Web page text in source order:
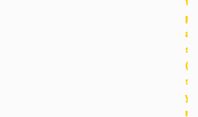
p
a
s
(
s
y
m